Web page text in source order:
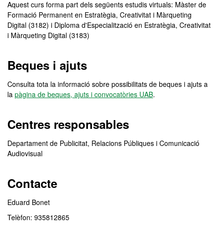
Aquest curs forma part dels següents estudis virtuals: Màster de
Formació Permanent en Estratègia, Creativitat i Màrqueting
Digital (3182) i Diploma d'Especialització en Estratègia, Creativitat
i Màrqueting Digital (3183)
Beques i ajuts
Consulta tota la informació sobre possibilitats de beques i ajuts a
la pàgina de beques, ajuts i convocatòries UAB.
Centres responsables
Departament de Publicitat, Relacions Públiques i Comunicació
Audiovisual
Contacte
Eduard Bonet
Telèfon: 935812865